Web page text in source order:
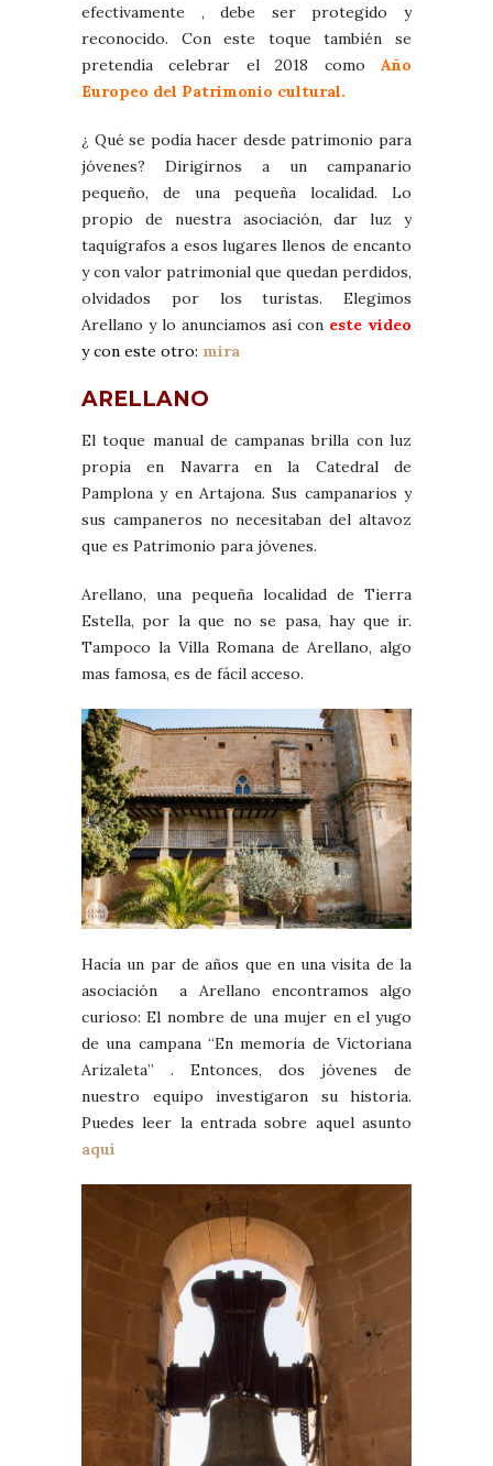
efectivamente , debe ser protegido y
reconocido. Con este toque también se
pretendía celebrar el 2018 como Año
Europeo del Patrimonio cultural.
¿ Qué se podía hacer desde patrimonio para
jóvenes? Dirigirnos a un campanario
pequeño, de una pequeña localidad. Lo
propio de nuestra asociación, dar luz y
taquígrafos a esos lugares llenos de encanto
y con valor patrimonial que quedan perdidos,
olvidados por los turistas. Elegimos
Arellano y lo anunciamos así con este video
y con este otro: mira
ARELLANO
El toque manual de campanas brilla con luz
propia en Navarra en la Catedral de
Pamplona y en Artajona. Sus campanarios y
sus campaneros no necesitaban del altavoz
que es Patrimonio para jóvenes.
Arellano, una pequeña localidad de Tierra
Estella, por la que no se pasa, hay que ir.
Tampoco la Villa Romana de Arellano, algo
mas famosa, es de fácil acceso.
Hacía un par de años que en una visita de la
asociación a Arellano encontramos algo
curioso: El nombre de una mujer en el yugo
de una campana “En memoria de Victoriana
Arizaleta” . Entonces, dos jóvenes de
nuestro equipo investigaron su historia.
Puedes leer la entrada sobre aquel asunto
aquí